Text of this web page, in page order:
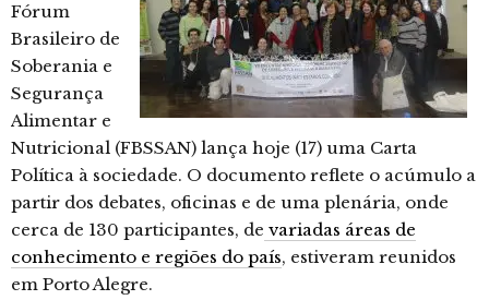
Fórum
Brasileiro de
Soberania e
Segurança
Alimentar e
Nutricional (FBSSAN) lança hoje (17) uma Carta
Política à sociedade. O documento reflete o acúmulo a
partir dos debates, oficinas e de uma plenária, onde
cerca de 130 participantes, de variadas áreas de
conhecimento e regiões do país, estiveram reunidos
em Porto Alegre.